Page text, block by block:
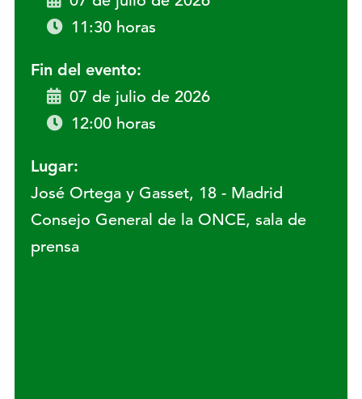
11:30 horas
Fin del evento:
07 de julio de 2026
12:00 horas
Lugar:
José Ortega y Gasset, 18 - Madrid
Consejo General de la ONCE, sala de
prensa